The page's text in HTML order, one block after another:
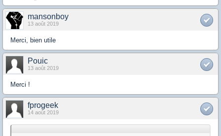
mansonboy
13 août 2019
Merci, bien utile
Pouic
13 août 2019
Merci !
fprogeek
14 août 2019